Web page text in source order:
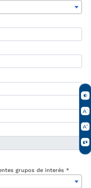
grupos de interés *